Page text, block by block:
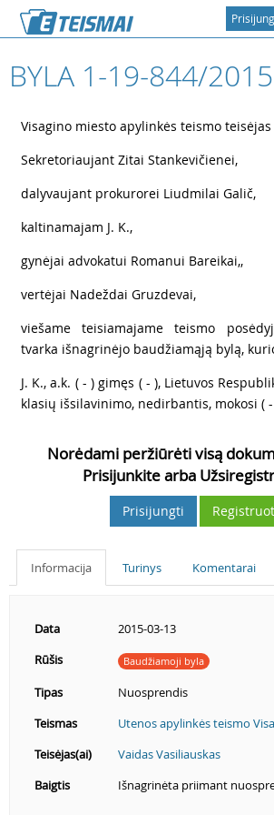
BYLA 1-19-844/2015
Visagino miesto apylinkės teismo teisėjas
Sekretoriaujant Zitai Stankevičienei,
dalyvaujant prokurorei Liudmilai Galič,
kaltinamajam J. K.,
gynėjai advokatui Romanui Bareikai,,
vertėjai Nadeždai Gruzdevai,
viešame teisiamajame teismo
tvarka išnagrinėjo baudžiamąją bylą,
J. K., a.k. ( - ) gimęs ( - ), Lietuvos
klasių išsilavinimo, nedirbantis, mokosi ( -
Norėdami peržiūrėti visą
Prisijunkite arba
Prisijungti
Informacija Turinys Komentarai
Data
2015-03-13
Rūšis
Baudžiamoji byla
Tipas
Nuosprendis
Teismas
Utenos apylinkės teismo
Teisėjas(ai)
Vaidas Vasiliauskas
Baigtis
Išnagrinėta priimant